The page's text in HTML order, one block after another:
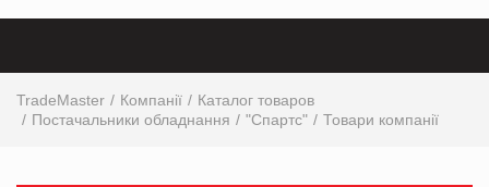
TradeMaster Компанії
Каталог товаров
Постачальники обладнання
"Спартс" Товари компанії